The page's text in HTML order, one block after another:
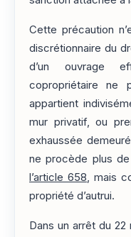
Cette précaution
discrétionnaire du
d’un ouvrage
copropriétaire ne
appartient
mur privatif, ou
exhaussée
ne procède plus
l’article 658, mais
propriété d’autrui.
Dans un arrêt du